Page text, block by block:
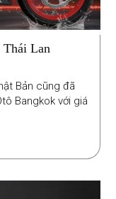
Thái Lan
Bản cũng đã
Bangkok với giá